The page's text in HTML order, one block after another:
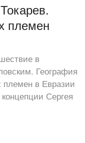
племен
в
География
племен в Евразии
Сергея